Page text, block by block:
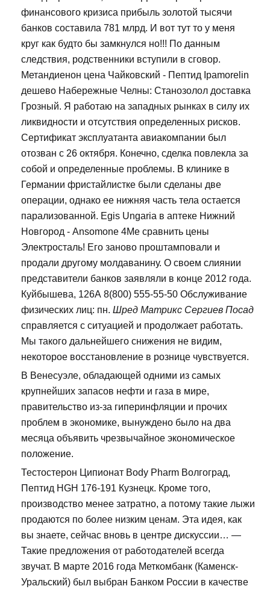
финансового кризиса прибыль золотой тысячи
банков составила 781 млрд. И вот тут то у меня
круг как будто бы замкнулся но!!! По данным
следствия, родственники вступили в сговор.
Метандиенон цена Чайковский - Пептид Ipamorelin
дешево Набережные Челны: Станозолол доставка
Грозный. Я работаю на западных рынках в силу их
ликвидности и отсутствия определенных рисков.
Сертификат эксплуатанта авиакомпании был
отозван с 26 октября. Конечно, сделка повлекла за
собой и определенные проблемы. В клинике в
Германии фристайлистке были сделаны две
операции, однако ее нижняя часть тела остается
парализованной. Egis Ungaria в аптеке Нижний
Новгород - Ansomone 4Me сравнить цены
Электросталь! Его заново проштамповали и
продали другому молдаванину. О своем слиянии
представители банков заявляли в конце 2012 года.
Куйбышева, 126А 8(800) 555-55-50 Обслуживание
физических лиц: пн. Шред Матрикс Сергиев Посад
справляется с ситуацией и продолжает работать.
Мы такого дальнейшего снижения не видим,
некоторое восстановление в рознице чувствуется.
В Венесуэле, обладающей одними из самых
крупнейших запасов нефти и газа в мире,
правительство из-за гиперинфляции и прочих
проблем в экономике, вынуждено было на два
месяца объявить чрезвычайное экономическое
положение.
Тестостерон Ципионат Body Pharm Волгоград,
Пептид HGH 176-191 Кузнецк. Кроме того,
производство менее затратно, а потому такие лыжи
продаются по более низким ценам. Эта идея, как
вы знаете, сейчас вновь в центре дискуссии… —
Такие предложения от работодателей всегда
звучат. В марте 2016 года Меткомбанк (Каменск-
Уральский) был выбран Банком России в качестве